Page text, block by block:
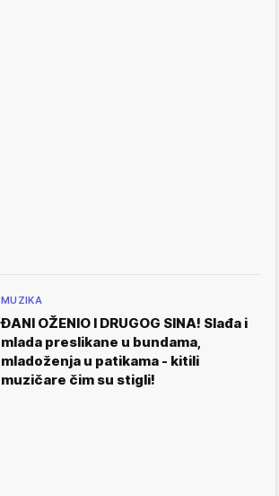
MUZIKA
ĐANI OŽENIO I DRUGOG SINA! Slađa i
mlada preslikane u bundama,
mladoženja u patikama - kitili
muzičare čim su stigli!